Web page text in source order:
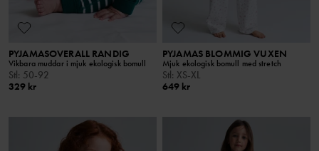
PYJAMASOVERALL RANDIG
Vikbara muddar i mjuk ekologisk bomull
Stl: 50-92
329 kr
PYJAMAS BLOMMIG VUXEN
Mjuk ekologisk bomull med stretch
Stl: XS-XL
649 kr